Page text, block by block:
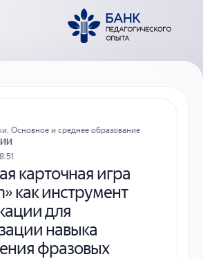
, Основное и среднее образование
карточная игра
как инструмент
для
навыка
фразовых